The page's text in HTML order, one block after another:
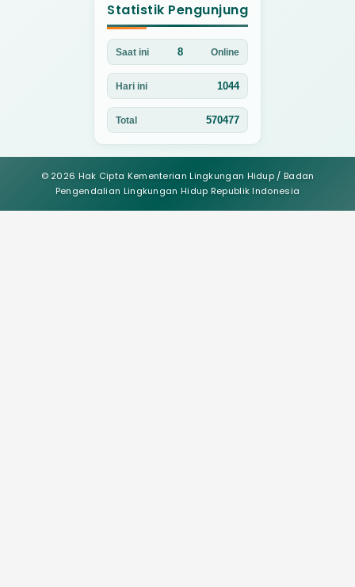
Statistik Pengunjung
Saat ini 8 Online
Hari ini 1044
Total 570477
© 2026 Hak Cipta Kementerian Lingkungan Hidup / Badan
Pengendalian Lingkungan Hidup Republik Indonesia